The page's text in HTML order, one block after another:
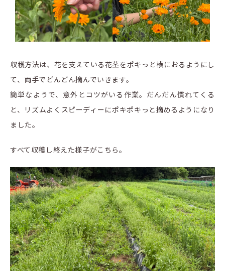
収穫方法は、花を支えている花茎をポキっと横におるようにし
て、両手でどんどん摘んでいきます。
簡単なようで、意外とコツがいる作業。だんだん慣れてくる
と、リズムよくスピーディーにポキポキっと摘めるようになり
ました。
すべて収穫し終えた様子がこちら。